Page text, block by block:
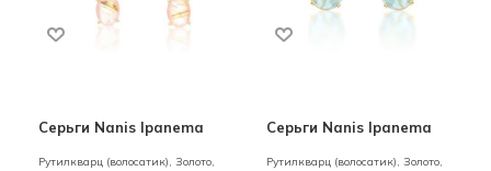
Серьги Nanis Ipanema
Рутилкварц (волосатик), Золото,
Серьги Nanis Ipanema
Рутилкварц (волосатик), Золото,